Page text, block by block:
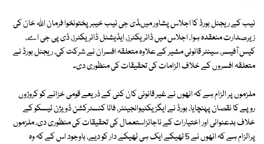
نیب کے ریجنل بورڈ کا اجلاس پشاور میںڈی جی نیب خیبرپختونخوا فرمان اللہ خان کی
زیرصدارت منعقدہ ہوا، اجلاس میں ڈائریکٹرز، ایڈیشنل ڈائریکٹرز، ڈی پی جی اے،
کیس آفیسر، سینئر قانونی مشیر کے علاوہ متعلقہ افسران نے شرکت کی، ریجنل بورڈ نے
متعلقہ افسروں کے خلاف الزامات کی تحقیقات کی منظوری دی۔
ملزموں پر الزام ہے کہ انھوں نے غیر قانونی کان کنی کے ذریعے قومی خزانے کو کروڑوں
روپے کا نقصان پہنچایا، بورڈ نے ایگزیکٹیوانجینئر، فاٹا کنسٹرکشن ڈویژن ٹیسکو کے
خلاف بدعنوانی اور اختیارات کے ناجائزاستعمال کی تحقیقات کی منظوری دی، ملزموں
پرالزام ہے کہ انھوں نے 5 ٹھیکے ایک ہی ٹھیکے دار کو دیے، باوجود اس کے کہ وہ